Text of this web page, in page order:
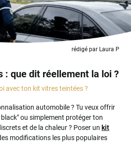
rédigé par Laura P
: que dit réellement la loi ?
avec ton kit vitres teintées ?
automobile ? Tu veux offrir
ou simplement protéger ton
et de la chaleur ? Poser un kit
modifications les plus populaires